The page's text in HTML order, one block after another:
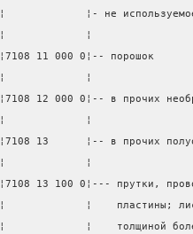
¦             ¦- не
¦             ¦
¦7108 11 000 0¦--
¦             ¦
¦7108 12 000 0¦-- в прочих
¦             ¦
¦7108 13      ¦-- в прочих
¦             ¦
¦7108 13 100 0¦--- прутки,
¦             ¦    пластины;
¦             ¦    толщиной